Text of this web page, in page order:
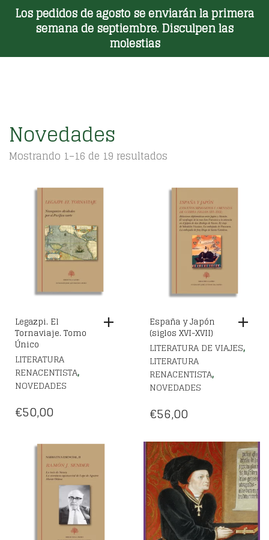
Los pedidos de agosto se enviarán la primera
semana de septiembre. Disculpen las
molestias
Toggle Menu
Novedades
Mostrando 1–16 de 19 resultados
últimos
Legazpi. El
Tornaviaje. Tomo
Único
LITERATURA
RENACENTISTA,
NOVEDADES
€50,00
España y Japón
(siglos XVI-XVII)
LITERATURA DE VIAJES,
LITERATURA
RENACENTISTA,
NOVEDADES
€56,00